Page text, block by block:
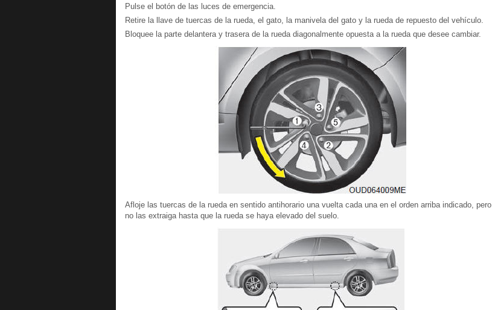
Pulse el botón de las luces de emergencia.
Retire la llave de tuercas de la rueda, el gato, la manivela del gato y la rueda de repuesto del vehículo.
Bloquee la parte delantera y trasera de la rueda diagonalmente opuesta a la rueda que desee cambiar.
Afloje las tuercas de la rueda en sentido antihorario una vuelta cada una en el orden arriba indicado, pero
no las extraiga hasta que la rueda se haya elevado del suelo.